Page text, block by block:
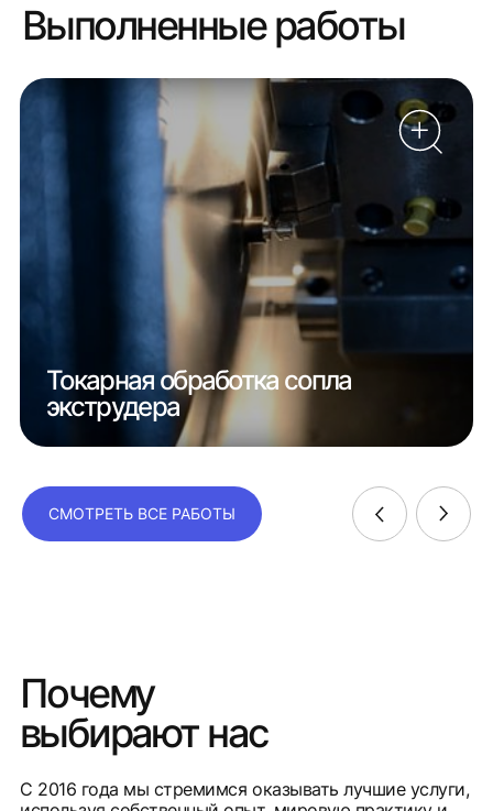
Выполненные работы
Токарная обработка сопла
экструдера
СМОТРЕТЬ ВСЕ РАБОТЫ
Почему
выбирают нас
С 2016 года мы стремимся оказывать лучшие услуги,